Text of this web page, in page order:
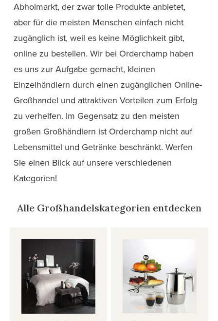
Abholmarkt, der zwar tolle Produkte anbietet,
aber für die meisten Menschen einfach nicht
zugänglich ist, weil es keine Möglichkeit gibt,
online zu bestellen. Wir bei Orderchamp haben
es uns zur Aufgabe gemacht, kleinen
Einzelhändlern durch einen zugänglichen Online-
Großhandel und attraktiven Vorteilen zum Erfolg
zu verhelfen. Im Gegensatz zu den meisten
großen Großhändlern ist Orderchamp nicht auf
Lebensmittel und Getränke beschränkt. Werfen
Sie einen Blick auf unsere verschiedenen
Kategorien!
Alle Großhandelskategorien entdecken